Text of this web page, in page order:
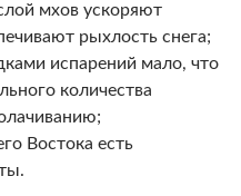
мхов ускоряют
рыхлость снега;
испарений мало, что
количества
Востока есть